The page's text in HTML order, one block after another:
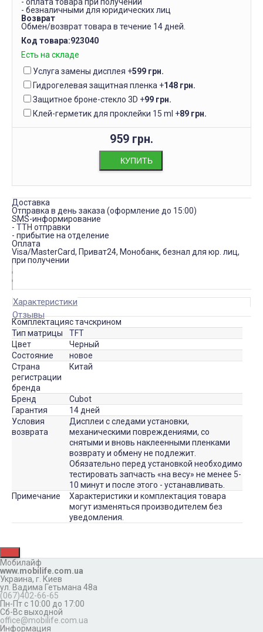
- безналичными для юридических лиц
Возврат
Обмен/возврат товара в течение 14 дней.
Код товара:923040
Есть на складе
Услуга замены дисплея +599 грн.
Гидрогелевая защитная пленка +148 грн.
Защитное броне-стекло 3D +99 грн.
Клей-герметик для проклейки 15 ml +89 грн.
959 грн.
КУПИТЬ
Доставка
Отправка в день заказа (оформление до 15:00)
SMS-информирование
- ТТН отправки
- прибытие на отделение
Оплата
Visa/MasterCard, Приват24, Монобанк, безнал для юр. лиц,
при получении
Характеристики
Отзывы
Комплектацияс тачскрином
Тип матрицы
TFT
Цвет
Черный
Состояние
новое
Страна
регистрации
бренда
Китай
Бренд
Cubot
Гарантия
14 дней
Условия
возврата
Дисплеи с следами установки,
механическими повреждениями, со
снятыми и вновь наклеенными пленками
возврату и обмену не подлежит.
Обязательно перед установкой необходимо
тестировать запчасть «на весу» не менее 5-
10 минут и после этого - устанавливать.
Примечание
Характеристики и комплектация товара
могут изменяться производителем без
уведомления.
Мобилайф
www.mobilife.com.ua
Украина, г. Киев
ул. Вадима Гетьмана 48а
(067)402-66-65
Пн-Пт с 10:00 до 17:00
Сб-Вс выходной
office@mobilife.com.ua
Информация